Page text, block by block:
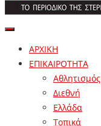
ΑΡΧΙΚΗ
ΕΠΙΚΑΙΡΟΤΗΤΑ
Αθλητισμός
Διεθνή
Ελλάδα
Τοπικά